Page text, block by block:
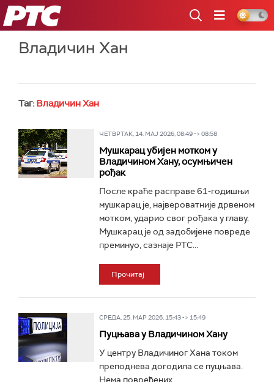
РТС
Владичин Хан
Таг: Владичин Хан
ЧЕТВРТАК, 14. МАЈ 2026, 08:49 -> 08:58
Мушкарац убијен мотком у
Владичином Хану, осумњичен
рођак
После краће расправе 61-годишњи
мушкарац је, највероватније дрвеном
мотком, ударио свог рођака у главу.
Мушкарац је од задобијене повреде
преминуо, сазнаје РТС...
Прочитај
СРЕДА, 25. МАР 2026, 15:43 -> 15:49
Пуцњава у Владичином Хану
У центру Владичиног Хана током
преподнева догодила се пуцњава.
Нема повређених...